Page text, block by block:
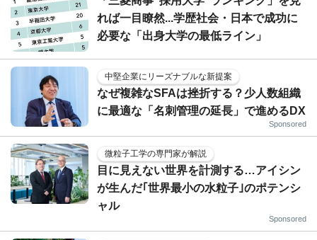
れば一目瞭然...学歴社会・日本で成功に
必要な「出身大学の最低ライン」
中堅企業にリーズナブルな新提案
なぜ複雑なSFAは挫折する？少人数組織
に最適な「名刺管理の延長」で進めるDX
Sponsored
微粒子工学の専門家が解説
目に見えない世界を計測する…アイシン
が生んだ｢世界最小の水粒子｣のポテンシ
ャル
Sponsored